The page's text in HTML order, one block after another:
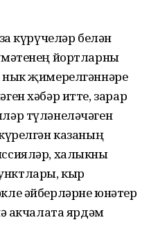
күрүчеләр белән
йортларны
нык җимерелгәннәре
хәбәр итте, зарар
түләнеләчәген
казаның
халыкны
кыр
әйберләрне юнәтер
акчалата ярдәм